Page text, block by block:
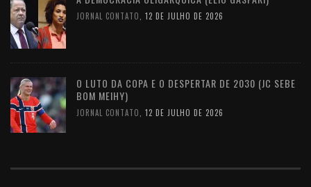
JORNAL CONTATO 12 DE JULHO DE 2026
O LUTO DA COPA E O DESPERTAR DE 2030 (JC SEBE
BOM MEIHY)
JORNAL CONTATO 12 DE JULHO DE 2026